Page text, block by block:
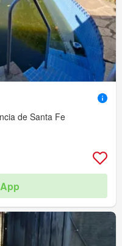
de Santa Fe